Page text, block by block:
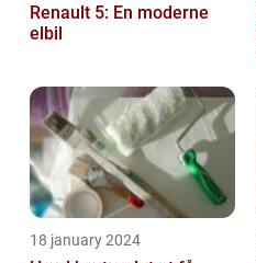
Renault 5: En moderne
elbil
18 january 2024